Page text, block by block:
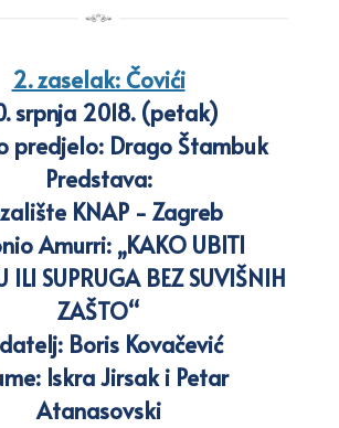
2. zaselak: Čovići
srpnja 2018. (petak)
predjelo: Drago Štambuk
Predstava:
KNAP - Zagreb
Amurri: „KAKO UBITI
ILI SUPRUGA BEZ SUVIŠNIH
ZAŠTO“
Boris Kovačević
Iskra Jirsak i Petar
Atanasovski